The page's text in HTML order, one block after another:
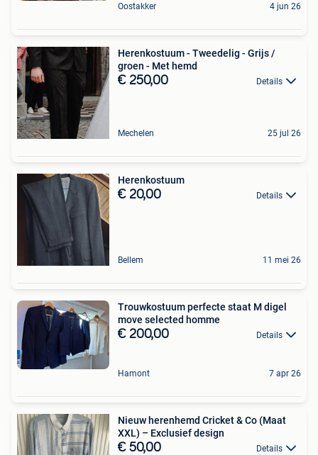
Oostakker 4 jun 26
Herenkostuum - Tweedelig - Grijs /
groen - Met hemd
€ 250,00 Details
Mechelen 25 jul 26
Herenkostuum
€ 20,00 Details
Bellem 11 mei 26
Trouwkostuum perfecte staat M digel
move selected homme
€ 200,00 Details
Hamont 7 apr 26
Nieuw herenhemd Cricket & Co (Maat
XXL) – Exclusief design
€ 50,00 Details